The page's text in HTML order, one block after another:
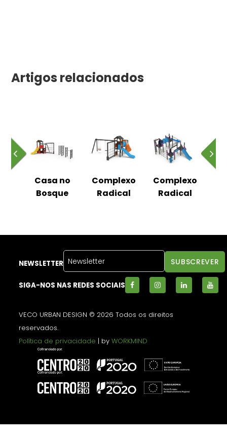
Artigos relacionados
Casa no
Bosque
Complexo
Radical
Complexo
Radical
NEWSLETTER
SIGA-NOS NAS REDES SOCIAIS
VECO URBAN DESIGN © 2026 Todos os direitos
reservados.
Política de privacidade | byWORKMIND